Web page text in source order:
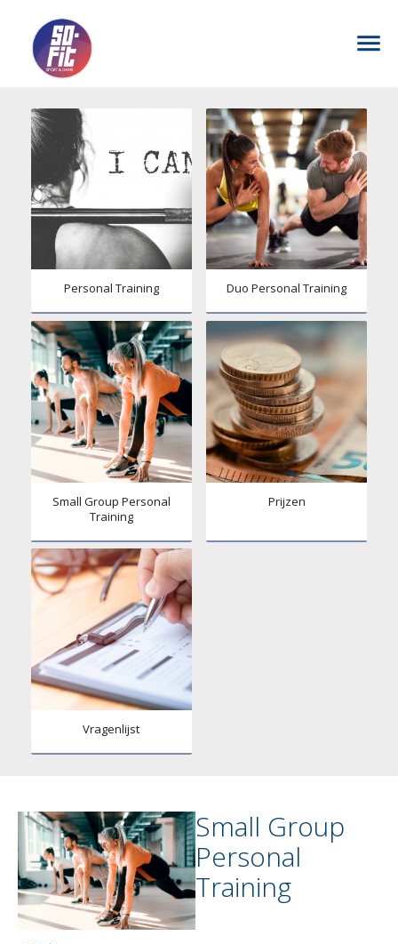
Personal Training Duo Personal Training
Small Group Personal
Training
Prijzen
Vragenlijst
Small Group
Personal
Training